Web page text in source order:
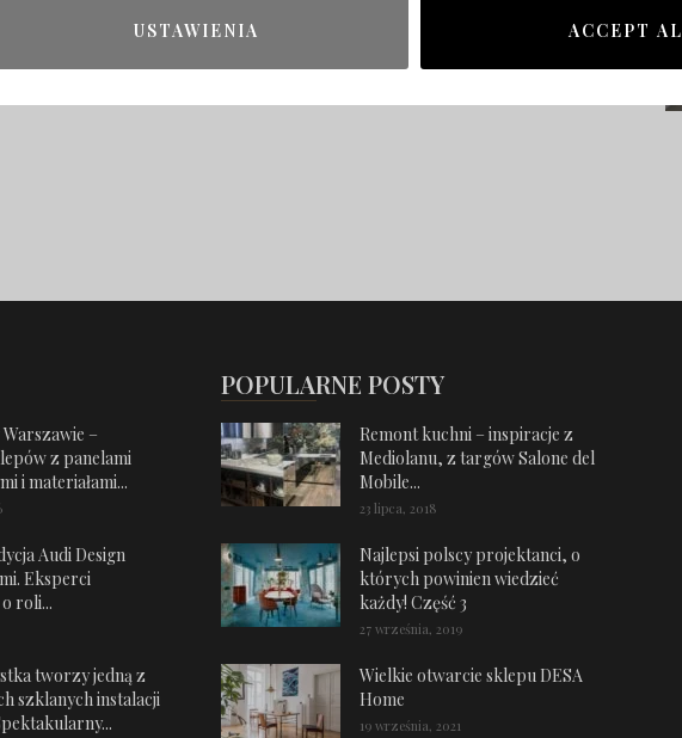
–
z panelami
i materiałami...
Audi Design
Eksperci
roli...
tworzy jedną z
szklanych instalacji
POPULARNE POSTY
Remont kuchni – inspiracje z
Mediolanu, z targów Salone del
Mobile...
23 lipca, 2018
Najlepsi polscy projektanci, o
których powinien wiedzieć
każdy! Część 3
27 września, 2019
Wielkie otwarcie sklepu DESA
Home
19 września, 2021
USTAWIENIA ACCEPT